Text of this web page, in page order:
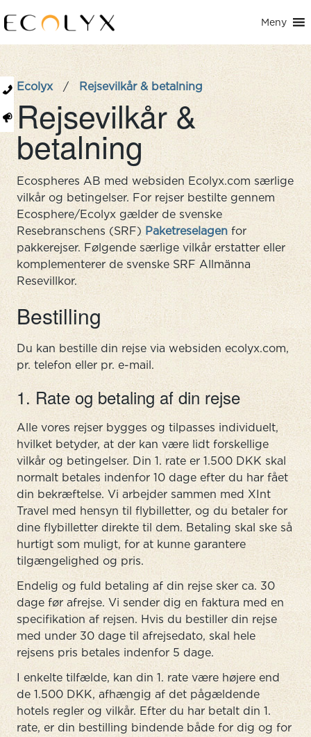
Meny
Ecolyx / Rejsevilkår & betalning
Rejsevilkår &
betalning
Ecospheres AB med websiden Ecolyx.com særlige
vilkår og betingelser. For rejser bestilte gennem
Ecosphere/Ecolyx gælder de svenske
Resebranschens (SRF) Paketreselagen for
pakkerejser. Følgende særlige vilkår erstatter eller
komplementerer de svenske SRF Allmänna
Resevillkor.
Bestilling
Du kan bestille din rejse via websiden ecolyx.com,
pr. telefon eller pr. e-mail.
1. Rate og betaling af din rejse
Alle vores rejser bygges og tilpasses individuelt,
hvilket betyder, at der kan være lidt forskellige
vilkår og betingelser. Din 1. rate er 1.500 DKK skal
normalt betales indenfor 10 dage efter du har fået
din bekræftelse. Vi arbejder sammen med XInt
Travel med hensyn til flybilletter, og du betaler for
dine flybilletter direkte til dem. Betaling skal ske så
hurtigt som muligt, for at kunne garantere
tilgængelighed og pris.
Endelig og fuld betaling af din rejse sker ca. 30
dage før afrejse. Vi sender dig en faktura med en
specifikation af rejsen. Hvis du bestiller din rejse
med under 30 dage til afrejsedato, skal hele
rejsens pris betales indenfor 5 dage.
I enkelte tilfælde, kan din 1. rate være højere end
de 1.500 DKK, afhængig af det pågældende
hotels regler og vilkår. Efter du har betalt din 1.
rate, er din bestilling bindende både for dig og for